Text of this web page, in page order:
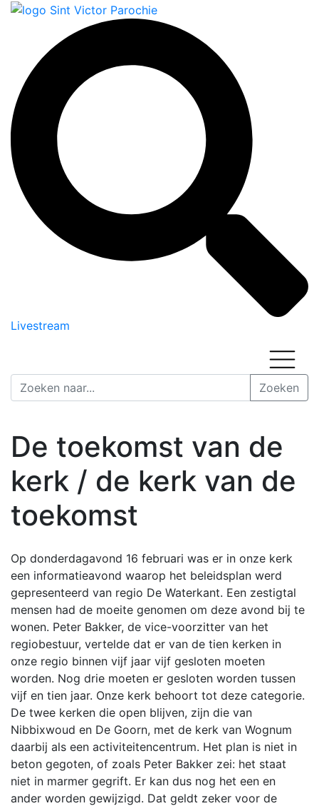
Livestream
De toekomst van de
kerk / de kerk van de
toekomst
Op donderdagavond 16 februari was er in onze kerk
een informatieavond waarop het beleidsplan werd
gepresenteerd van regio De Waterkant. Een zestigtal
mensen had de moeite genomen om deze avond bij te
wonen. Peter Bakker, de vice-voorzitter van het
regiobestuur, vertelde dat er van de tien kerken in
onze regio binnen vijf jaar vijf gesloten moeten
worden. Nog drie moeten er gesloten worden tussen
vijf en tien jaar. Onze kerk behoort tot deze categorie.
De twee kerken die open blijven, zijn die van
Nibbixwoud en De Goorn, met de kerk van Wognum
daarbij als een activiteitencentrum. Het plan is niet in
beton gegoten, of zoals Peter Bakker zei: het staat
niet in marmer gegrift. Er kan dus nog het een en
ander worden gewijzigd. Dat geldt zeker voor de